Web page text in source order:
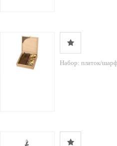
Набор: платок/